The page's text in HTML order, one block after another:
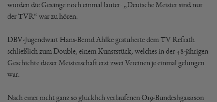
wurden die Gesänge noch einmal lauter: „Deutsche Meister sind nur
der TVR“ war zu hören.
DBV-Jugendwart Hans-Bernd Ahlke gratulierte dem TV Refrath
schließlich zum Double, einem Kunststück, welches in der 48-jährigen
Geschichte dieser Meisterschaft erst zwei Vereinen je einmal gelungen
war.
Nach einer nicht ganz so glücklich verlaufenen O19-Bundesligasaison